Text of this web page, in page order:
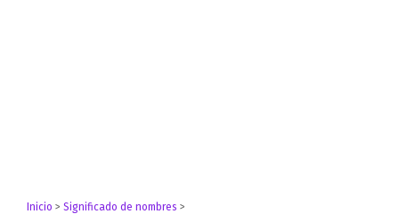
Inicio >Significado de nombres >